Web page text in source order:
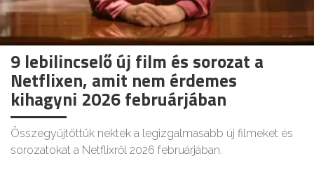
9 lebilincselő új film és sorozat a
Netflixen, amit nem érdemes
kihagyni 2026 februárjában
Összegyűjtöttük nektek a legizgalmasabb új filmeket és
sorozatokat a Netflixről 2026 februárjában.